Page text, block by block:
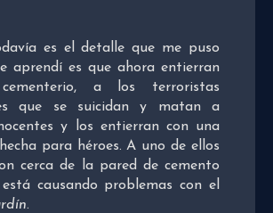
es el detalle que me puso
aprendí es que ahora entierran
a los terroristas
que se suicidan y matan a
y los entierran con una
para héroes. A uno de ellos
cerca de la pared de cemento
causando problemas con el
.